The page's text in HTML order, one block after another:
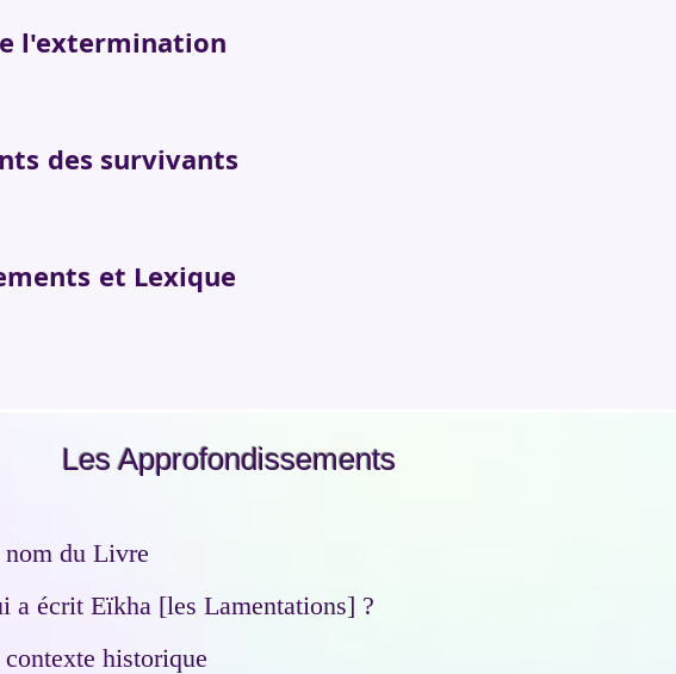
de l'extermination
des survivants
et Lexique
Les Approfondissements
du Livre
a écrit Eïkha [les Lamentations] ?
historique